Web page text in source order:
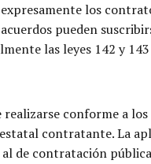
los
acuerdos pueden
las leyes 142 y
conforme a
contratante. La
de contratación